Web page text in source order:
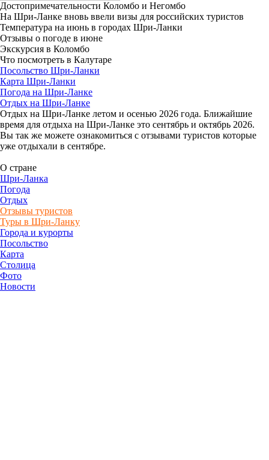
Достопримечательности Коломбо и Негомбо
На Шри-Ланке вновь ввели визы для российских туристов
Температура на июнь в городах Шри-Ланки
Отзывы о погоде в июне
Экскурсия в Коломбо
Что посмотреть в Калутаре
Посольство Шри-Ланки
Карта Шри-Ланки
Погода на Шри-Ланке
Отдых на Шри-Ланке
Отдых на Шри-Ланке летом и осенью 2026 года. Ближайшие
время для отдыха на Шри-Ланке это сентябрь и октябрь 2026.
Вы так же можете ознакомиться с отзывами туристов которые
уже отдыхали в сентябре.
О стране
Шри-Ланка
Погода
Отдых
Отзывы туристов
Туры в Шри-Ланку
Города и курорты
Посольство
Карта
Столица
Фото
Новости